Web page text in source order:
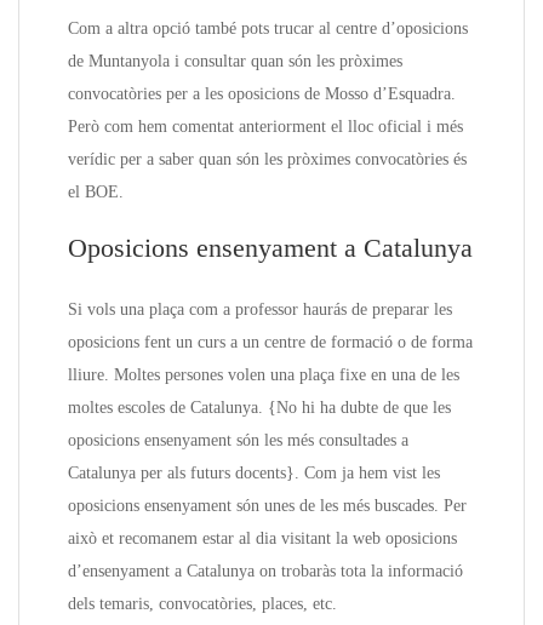
Com a altra opció també pots trucar al centre d’oposicions
de Muntanyola i consultar quan són les pròximes
convocatòries per a les oposicions de Mosso d’Esquadra.
Però com hem comentat anteriorment el lloc oficial i més
verídic per a saber quan són les pròximes convocatòries és
el BOE.
Oposicions ensenyament a Catalunya
Si vols una plaça com a professor haurás de preparar les
oposicions fent un curs a un centre de formació o de forma
lliure. Moltes persones volen una plaça fixe en una de les
moltes escoles de Catalunya. {No hi ha dubte de que les
oposicions ensenyament són les més consultades a
Catalunya per als futurs docents}. Com ja hem vist les
oposicions ensenyament són unes de les més buscades. Per
això et recomanem estar al dia visitant la web oposicions
d’ensenyament a Catalunya on trobaràs tota la informació
dels temaris, convocatòries, places, etc.